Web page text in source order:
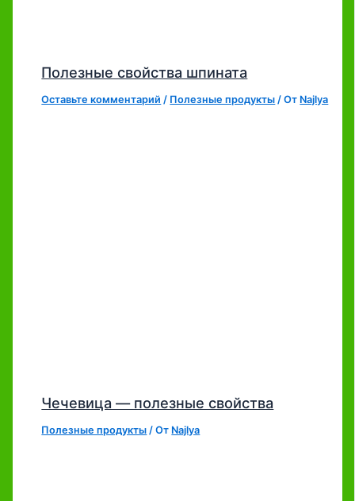
Полезные свойства шпината
Оставьте комментарий / Полезные продукты / От Najlya
Чечевица — полезные свойства
Полезные продукты / От Najlya